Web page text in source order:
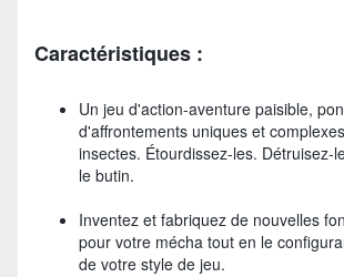
Caractéristiques :
Un jeu d'action-aventure paisible,
d'affrontements uniques et
insectes. Étourdissez-les. Détruisez-
le butin.
Inventez et fabriquez de nouvelles
pour votre mécha tout en le
de votre style de jeu.